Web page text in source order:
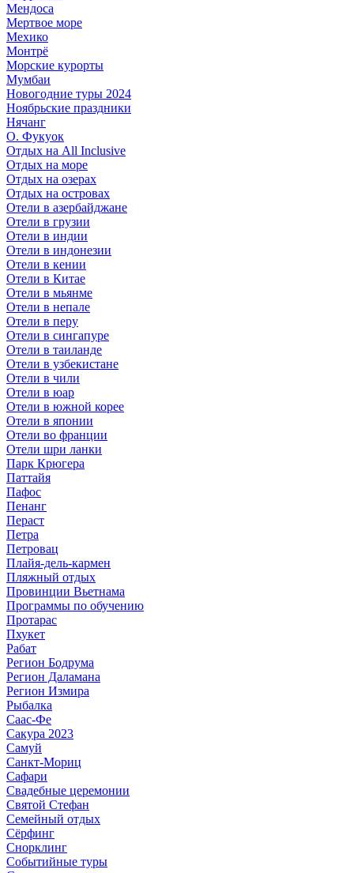
Мендоса
Мертвое море
Мехико
Монтрё
Морские курорты
Мумбаи
Новогодние туры 2024
Ноябрьские праздники
Нячанг
О. Фукуок
Отдых на All Inclusive
Отдых на море
Отдых на озерах
Отдых на островах
Отели в азербайджане
Отели в грузии
Отели в индии
Отели в индонезии
Отели в кении
Отели в Китае
Отели в мьянме
Отели в непале
Отели в перу
Отели в сингапуре
Отели в таиланде
Отели в узбекистане
Отели в чили
Отели в юар
Отели в южной корее
Отели в японии
Отели во франции
Отели шри ланки
Парк Крюгера
Паттайя
Пафос
Пенанг
Пераст
Петра
Петровац
Плайя-дель-кармен
Пляжный отдых
Провинции Вьетнама
Программы по обучению
Протарас
Пхукет
Рабат
Регион Бодрума
Регион Даламана
Регион Измира
Рыбалка
Саас-Фе
Сакура 2023
Самуй
Санкт-Мориц
Сафари
Свадебные церемонии
Святой Стефан
Семейный отдых
Сёрфинг
Снорклинг
Событийные туры